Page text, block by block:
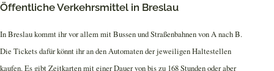
Öffentliche Verkehrsmittel in Breslau
In Breslau kommt ihr vor allem mit Bussen und Straßenbahnen von A nach B.
Die Tickets dafür könnt ihr an den Automaten der jeweiligen Haltestellen
kaufen. Es gibt Zeitkarten mit einer Dauer von bis zu 168 Stunden oder aber